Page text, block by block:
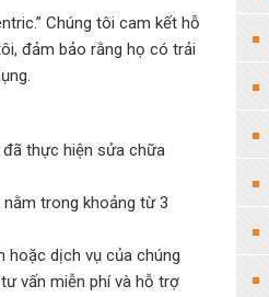
Chúng tôi cam kết hỗ
đảm bảo rằng họ có trải
đã thực hiện sửa chữa
trong khoảng từ 3
hoặc dịch vụ của chúng
vấn miễn phí và hỗ trợ